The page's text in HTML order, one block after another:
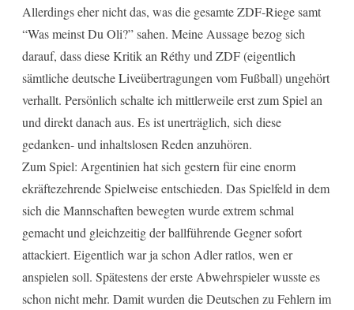
Allerdings eher nicht das, was die gesamte ZDF-Riege samt
“Was meinst Du Oli?” sahen. Meine Aussage bezog sich
darauf, dass diese Kritik an Réthy und ZDF (eigentlich
sämtliche deutsche Liveübertragungen vom Fußball) ungehört
verhallt. Persönlich schalte ich mittlerweile erst zum Spiel an
und direkt danach aus. Es ist unerträglich, sich diese
gedanken- und inhaltslosen Reden anzuhören.
Zum Spiel: Argentinien hat sich gestern für eine enorm
ekräftezehrende Spielweise entschieden. Das Spielfeld in dem
sich die Mannschaften bewegten wurde extrem schmal
gemacht und gleichzeitig der ballführende Gegner sofort
attackiert. Eigentlich war ja schon Adler ratlos, wen er
anspielen soll. Spätestens der erste Abwehrspieler wusste es
schon nicht mehr. Damit wurden die Deutschen zu Fehlern im